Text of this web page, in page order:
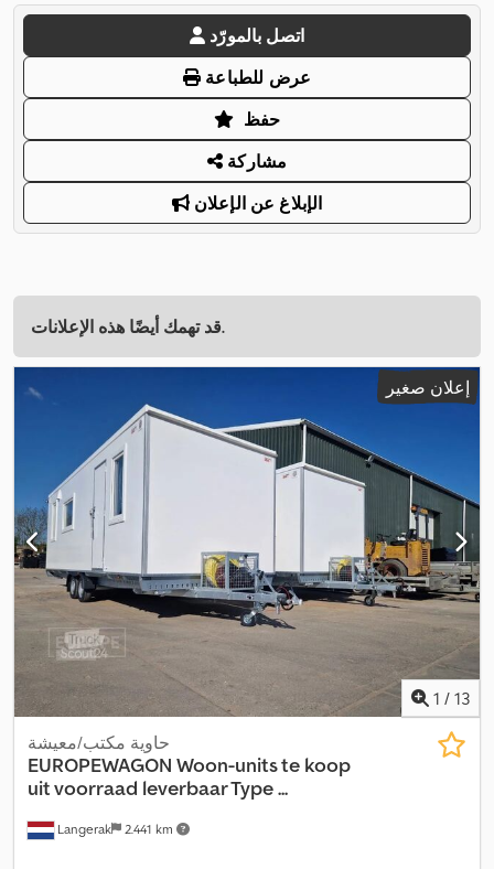
اتصل بالمورّد
عرض للطباعة
حفظ
مشاركة
الإبلاغ عن الإعلان
قد تهمك أيضًا هذه الإعلانات.
إعلان صغير
1 / 13
Langerak 2.441 km
حاوية مكتب/معيشة
EUROPEWAGON Woon-units te koop
uit voorraad leverbaar Type ...